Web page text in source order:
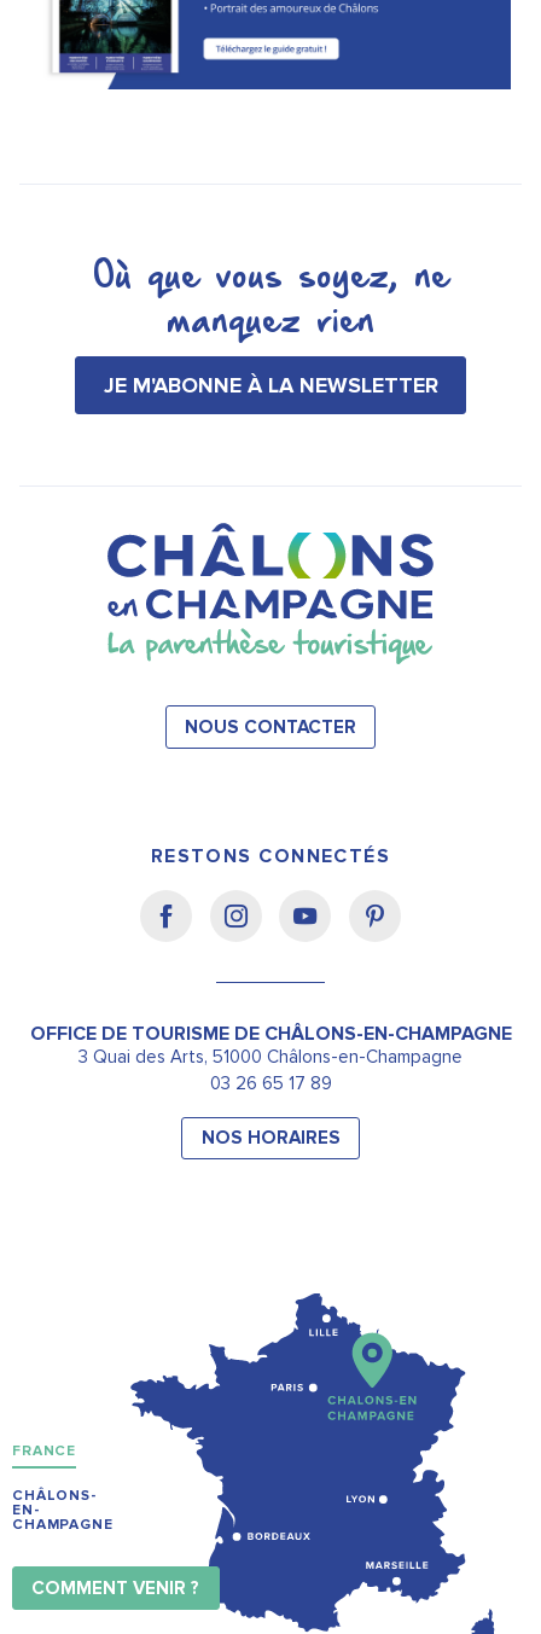
Où que vous soyez, ne
manquez rien
JE M'ABONNE À LA NEWSLETTER
NOUS CONTACTER
RESTONS CONNECTÉS
OFFICE DE TOURISME DE CHÂLONS-EN-CHAMPAGNE
3 Quai des Arts, 51000 Châlons-en-Champagne
03 26 65 17 89
NOS HORAIRES
FRANCE
CHÂLONS-
EN-
CHAMPAGNE
COMMENT VENIR ?